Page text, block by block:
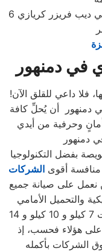
و حتي تتضح لكم الصورة و تتعرفوا علي ديب فريزر كريازي 6
في دمنهور
فلا داعي للقلق الآن!
دمنهور أن يُحلِّ كافة
وحرفية من أيدي
دمنهور
بفضل التكنولوجيا
أقوى الشركات
نعمل على صيانة جميع
والتحميل الأمامي
والتحميل العلوي، بالإضافة إلى غسالات 7 كيلو و 10 كيلو و 14
على هؤلاء فحسب، إذ